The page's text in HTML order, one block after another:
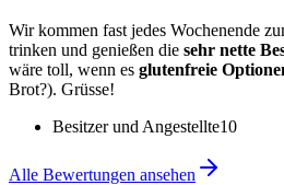
Wir kommen fast jedes Wochenende
trinken und genießen die sehr nette
wäre toll, wenn es glutenfreie
Brot?). Grüsse!
Besitzer und Angestellte10
Alle Bewertungen ansehen